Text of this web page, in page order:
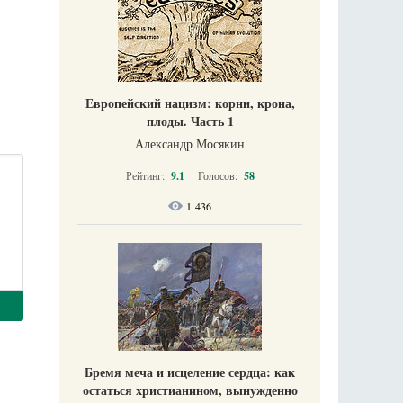
Европейский нацизм: корни, крона,
плоды. Часть 1
Александр Мосякин
Рейтинг: 9.1 Голосов: 58
1 436
Бремя меча и исцеление сердца: как
остаться христианином, вынужденно